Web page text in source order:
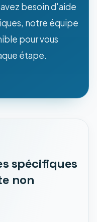
besoin d'aide
notre équipe
pour vous
étape.
spécifiques
non